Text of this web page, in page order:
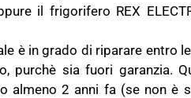
il frigorifero REX
è in grado di riparare entro
purchè sia fuori garanzia.
almeno 2 anni fa (se non è